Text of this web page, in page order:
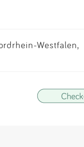
Westfalen,